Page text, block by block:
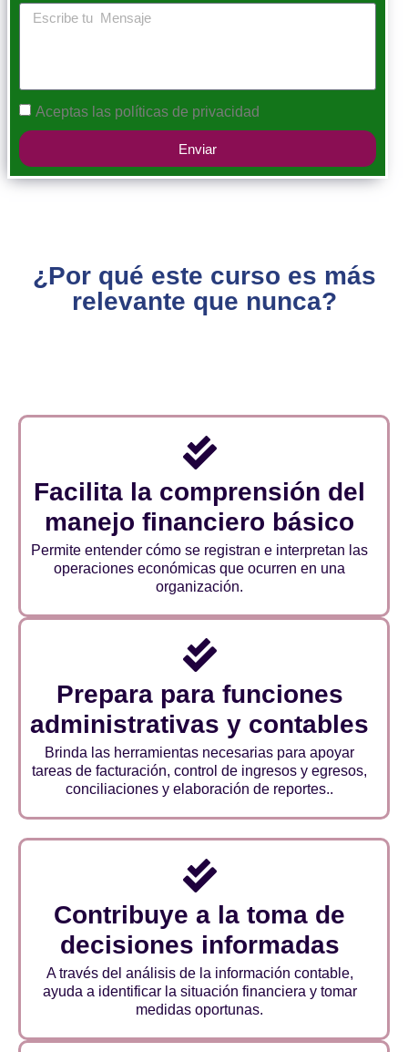
Aceptas las políticas de privacidad
Enviar
¿Por qué este curso es más
relevante que nunca?
Facilita la comprensión del
manejo financiero básico
Permite entender cómo se registran e interpretan las
operaciones económicas que ocurren en una
organización.
Prepara para funciones
administrativas y contables
Brinda las herramientas necesarias para apoyar
tareas de facturación, control de ingresos y egresos,
conciliaciones y elaboración de reportes..
Contribuye a la toma de
decisiones informadas
A través del análisis de la información contable,
ayuda a identificar la situación financiera y tomar
medidas oportunas.